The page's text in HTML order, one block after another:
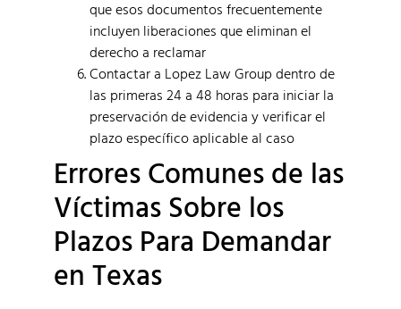
que esos documentos frecuentemente
incluyen liberaciones que eliminan el
derecho a reclamar
Contactar a Lopez Law Group dentro de
las primeras 24 a 48 horas para iniciar la
preservación de evidencia y verificar el
plazo específico aplicable al caso
Errores Comunes de las
Víctimas Sobre los
Plazos Para Demandar
en Texas